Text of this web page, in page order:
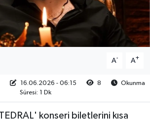
A- A+
16.06.2026 - 06:15 8
Okunma
Süresi: 1 Dk
konseri biletlerini kısa